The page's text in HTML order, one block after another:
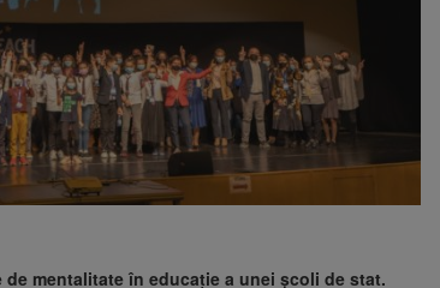
mentalitate în educație a unei școli de stat.